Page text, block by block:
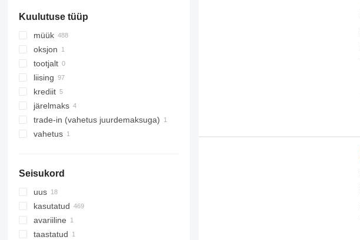
Kuulutuse tüüp
müük
oksjon
tootjalt
liising
krediit
järelmaks
trade-in (vahetus juurdemaksuga)
vahetus
Seisukord
uus
kasutatud
avariiline
taastatud